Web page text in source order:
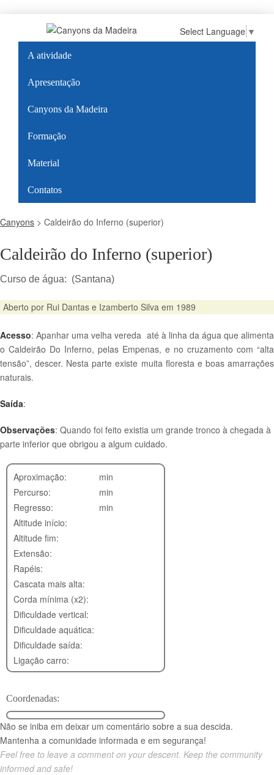
Select Language ▼
A atividade
Apresentação
Canyons da Madeira
Formação
Material
Contatos
Canyons > Caldeirão do Inferno (superior)
Caldeirão do Inferno (superior)
Curso de água: (Santana)
Aberto por Rui Dantas e Izamberto Silva em 1989
Acesso: Apanhar uma velha vereda até à linha da água que alimenta
o Caldeirão Do Inferno, pelas Empenas, e no cruzamento com “alta
tensão”, descer. Nesta parte existe muita floresta e boas amarrações
naturais.
Saída:
Observações: Quando foi feito existia um grande tronco à chegada à
parte inferior que obrigou a algum cuidado.
Aproximação:
min
Percurso:
min
Regresso:
min
Altitude início:
Altitude fim:
Extensão:
Rapéis:
Cascata mais alta:
Corda mínima (x2):
Dificuldade vertical:
Dificuldade aquática:
Dificuldade saída:
Ligação carro:
Coordenadas:
Não se iniba em deixar um comentário sobre a sua descida.
Mantenha a comunidade informada e em segurança!
Feel free to leave a comment on your descent. Keep the community
informed and safe!